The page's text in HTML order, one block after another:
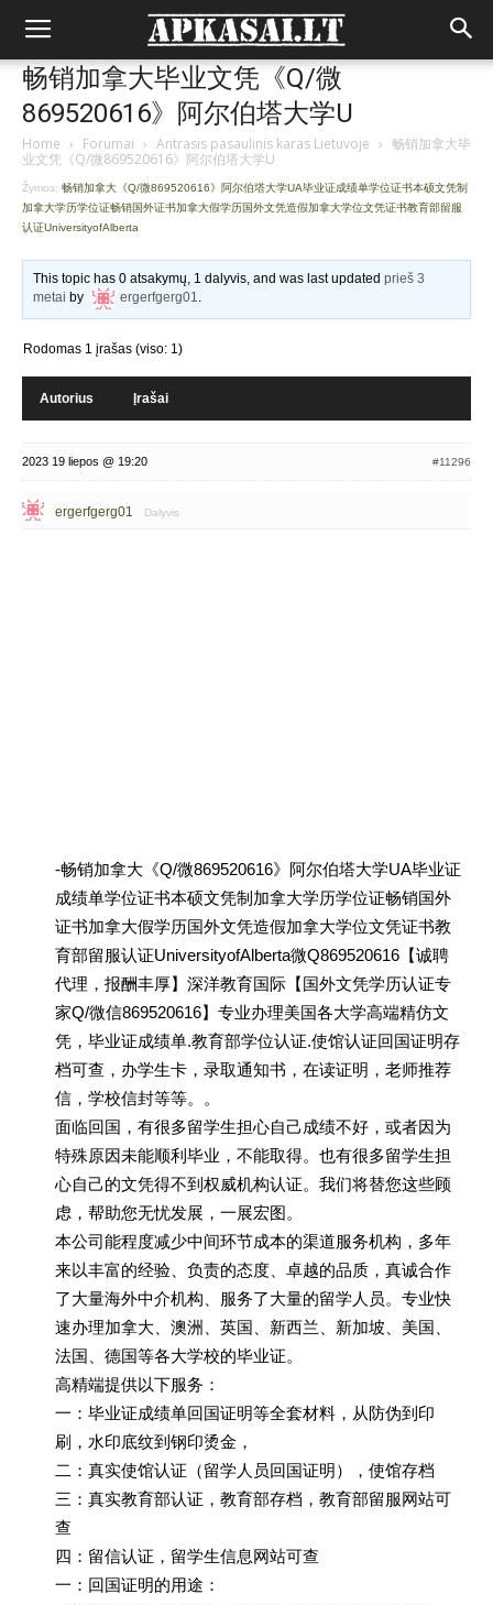
畅销加拿大毕业文凭《Q/微
869520616》阿尔伯塔大学U
Home › Forumai › Antrasis pasaulinis karas Lietuvoje › 畅销加拿大毕
业文凭《Q/微869520616》阿尔伯塔大学U
Žymos: 畅销加拿大《Q/微869520616》阿尔伯塔大学UA毕业证成绩单学位证书本硕文凭制
加拿大学历学位证畅销国外证书加拿大假学历国外文凭造假加拿大学位文凭证书教育部留服
认证UniversityofAlberta
This topic has 0 atsakymų, 1 dalyvis, and was last updatedprieš 3
metai by ergerfgerg01.
Rodomas 1 įrašas (viso: 1)
Autorius Įrašai
2023 19 liepos @ 19:20 #11296
ergerfgerg01 Dalyvis
-畅销加拿大《Q/微869520616》阿尔伯塔大学UA毕业证
成绩单学位证书本硕文凭制加拿大学历学位证畅销国外
证书加拿大假学历国外文凭造假加拿大学位文凭证书教
育部留服认证UniversityofAlberta微Q869520616【诚聘
代理，报酬丰厚】深洋教育国际【国外文凭学历认证专
家Q/微信869520616】专业办理美国各大学高端精仿文
凭，毕业证成绩单.教育部学位认证.使馆认证回国证明存
档可查，办学生卡，录取通知书，在读证明，老师推荐
信，学校信封等等。。
面临回国，有很多留学生担心自己成绩不好，或者因为
特殊原因未能顺利毕业，不能取得。也有很多留学生担
心自己的文凭得不到权威机构认证。我们将替您这些顾
虑，帮助您无忧发展，一展宏图。
本公司能程度减少中间环节成本的渠道服务机构，多年
来以丰富的经验、负责的态度、卓越的品质，真诚合作
了大量海外中介机构、服务了大量的留学人员。专业快
速办理加拿大、澳洲、英国、新西兰、新加坡、美国、
法国、德国等各大学校的毕业证。
高精端提供以下服务：
一：毕业证成绩单回国证明等全套材料，从防伪到印
刷，水印底纹到钢印烫金，
二：真实使馆认证（留学人员回国证明），使馆存档
三：真实教育部认证，教育部存档，教育部留服网站可
查
四：留信认证，留学生信息网站可查
一：回国证明的用途：